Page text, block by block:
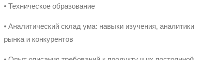
• Техническое образование
• Аналитический склад ума: навыки изучения, аналитики
рынка и конкурентов